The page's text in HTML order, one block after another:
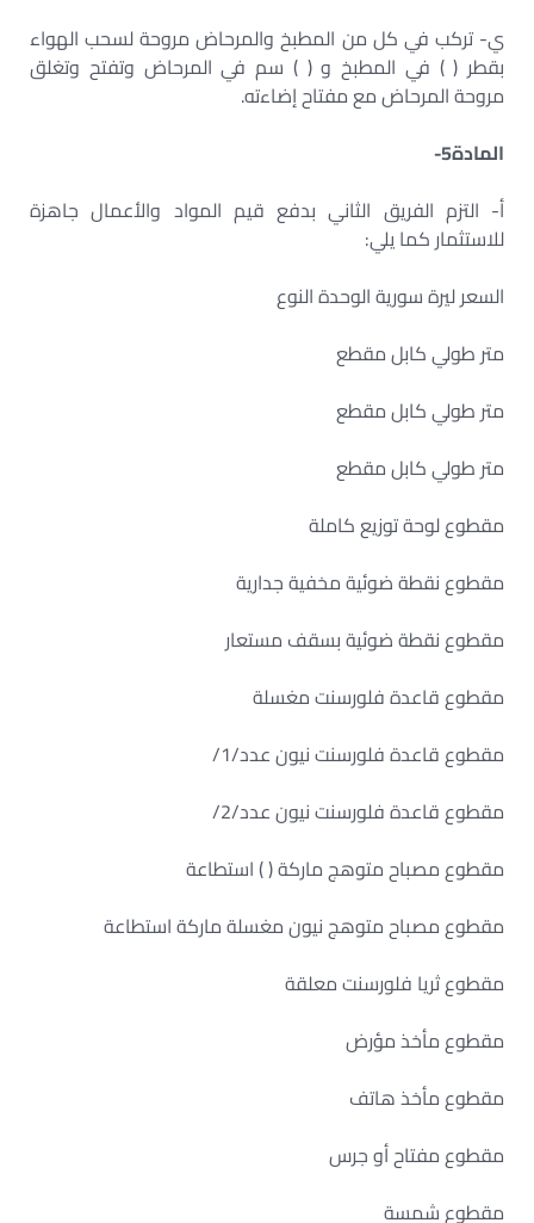
ي- تركب في كل من المطبخ والمرحاض مروحة لسحب الهواء
بقطر ( ) في المطبخ و ( ) سم في المرحاض وتفتح وتغلق
مروحة المرحاض مع مفتاح إضاءته.
المادة5-
أ- التزم الفريق الثاني بدفع قيم المواد والأعمال جاهزة
للاستثمار كما يلي:
السعر ليرة سورية الوحدة النوع
متر طولي كابل مقطع
متر طولي كابل مقطع
متر طولي كابل مقطع
مقطوع لوحة توزيع كاملة
مقطوع نقطة ضوئية مخفية جدارية
مقطوع نقطة ضوئية بسقف مستعار
مقطوع قاعدة فلورسنت مغسلة
مقطوع قاعدة فلورسنت نيون عدد/1/
مقطوع قاعدة فلورسنت نيون عدد/2/
مقطوع مصباح متوهج ماركة ( ) استطاعة
مقطوع مصباح متوهج نيون مغسلة ماركة استطاعة
مقطوع ثريا فلورسنت معلقة
مقطوع مأخذ مؤرض
مقطوع مأخذ هاتف
مقطوع مفتاح أو جرس
مقطوع شمسة